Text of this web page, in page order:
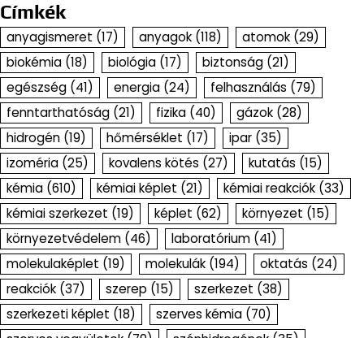
Címkék
anyagismeret (17) anyagok (118) atomok (29)
biokémia (18) biológia (17) biztonság (21)
egészség (41) energia (24) felhasználás (79)
fenntarthatóság (21) fizika (40) gázok (28)
hidrogén (19) hőmérséklet (17) ipar (35)
izoméria (25) kovalens kötés (27) kutatás (15)
kémia (610) kémiai képlet (21) kémiai reakciók (33)
kémiai szerkezet (19) képlet (62) környezet (15)
környezetvédelem (46) laboratórium (41)
molekulaképlet (19) molekulák (194) oktatás (24)
reakciók (37) szerep (15) szerkezet (38)
szerkezeti képlet (18) szerves kémia (70)